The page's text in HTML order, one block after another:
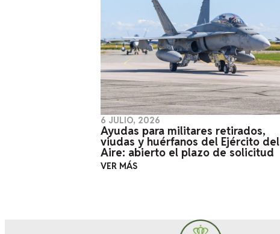
6 JULIO, 2026
Ayudas para militares retirados,
viudas y huérfanos del Ejército del
Aire: abierto el plazo de solicitud
VER MÁS